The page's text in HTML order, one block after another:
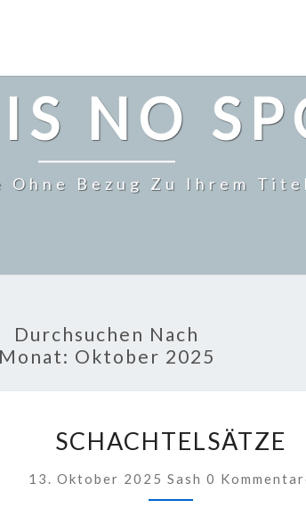
NO
Ohne Bezug Zu Ihrem
Durchsuchen Nach
Monat: Oktober 2025
SCHACHTELSÄTZE
13. Oktober 2025 Sash Kommentare
0